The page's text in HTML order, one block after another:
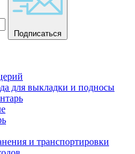
Подписаться
для выкладки и подносы
и транспортировки